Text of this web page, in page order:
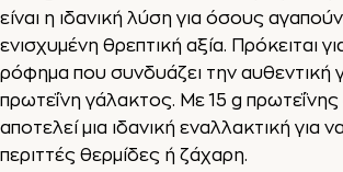
είναι η ιδανική λύση για όσους
ενισχυμένη θρεπτική αξία. Πρόκειται
ρόφημα που συνδυάζει την
πρωτεΐνη γάλακτος. Με 15 g πρωτεΐνης
αποτελεί μια ιδανική εναλλακτική
περιττές θερμίδες ή ζάχαρη.